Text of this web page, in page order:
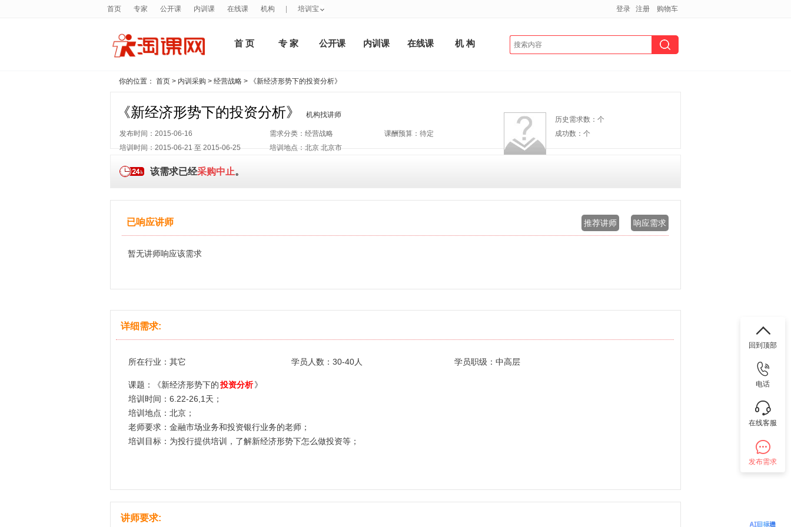
首页 专家 公开课 内训课 在线课 机构 培训宝 登录 注册 购物车
首 页 专 家 公开课 内训课 在线课 机 构
你的位置： 首页 > 内训采购 > 经营战略 > 《新经济形势下的投资分析》
《新经济形势下的投资分析》 机构找讲师
发布时间：2015-06-16 需求分类：经营战略
课酬预算：待定
培训时间：2015-06-21 至 2015-06-25
培训地点：北京 北京市
历史需求数：个
成功数：个
该需求已经采购中止。
已响应讲师 响应需求
推荐讲师
暂无讲师响应该需求
详细需求:
所在行业：其它 学员人数：30-40人 学员职级：中高层
课题：《新经济形势下的投资分析》
培训时间：6.22-26,1天；
培训地点：北京；
老师要求：金融市场业务和投资银行业务的老师；
培训目标：为投行提供培训，了解新经济形势下怎么做投资等；
讲师要求:
回到顶部
电话
在线客服
发布需求